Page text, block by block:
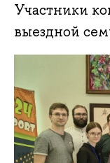
Участники
выездной